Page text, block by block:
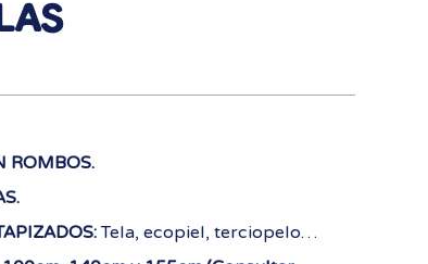
ROMBOS.
Tela, ecopiel, terciopelo…